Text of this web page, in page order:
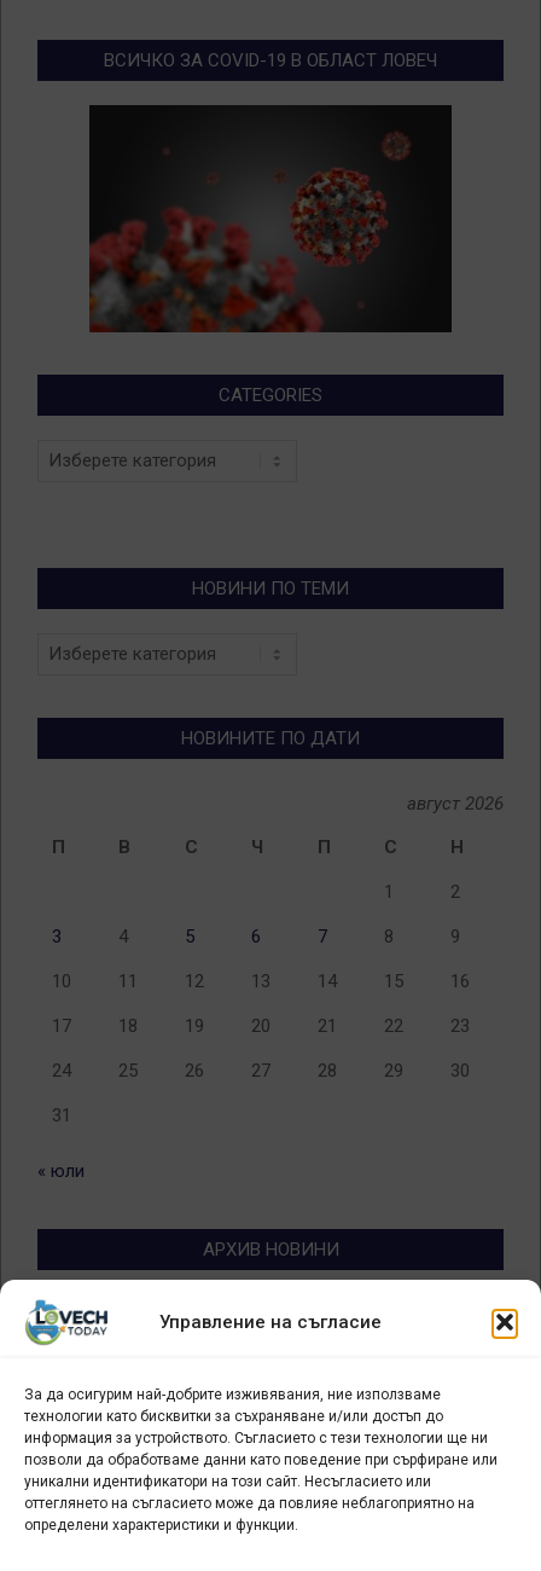
Управление на съгласие
За да осигурим най-добрите изживявания, ние използваме
технологии като бисквитки за съхраняване и/или достъп до
информация за устройството. Съгласието с тези технологии ще ни
позволи да обработваме данни като поведение при сърфиране или
уникални идентификатори на този сайт. Несъгласието или
оттеглянето на съгласието може да повлияе неблагоприятно на
определени характеристики и функции.
ВСИЧКО ЗА COVID-19 В ОБЛАСТ ЛОВЕЧ
CATEGORIES
Categories
НОВИНИ ПО ТЕМИ
Новини
НОВИНИТЕ ПО ДАТИ
август 2026
П
В С Ч П С Н
1 2
3 4 5 6 7 8 9
10 11 12 13 14 15 16
17 18 19 20 21 22 23
24 25 26 27 28 29 30
31
« юли
АРХИВ НОВИНИ
Архив
новини
БИЗНЕС
Арт галерия "Мостове" – магазин за изкуство
СЕВЕРОЗАПАДА ИНФОРМАЦИОНЕН БИЗНЕС
ТУРИСТИЧЕСКИ КЛЪСТЕР